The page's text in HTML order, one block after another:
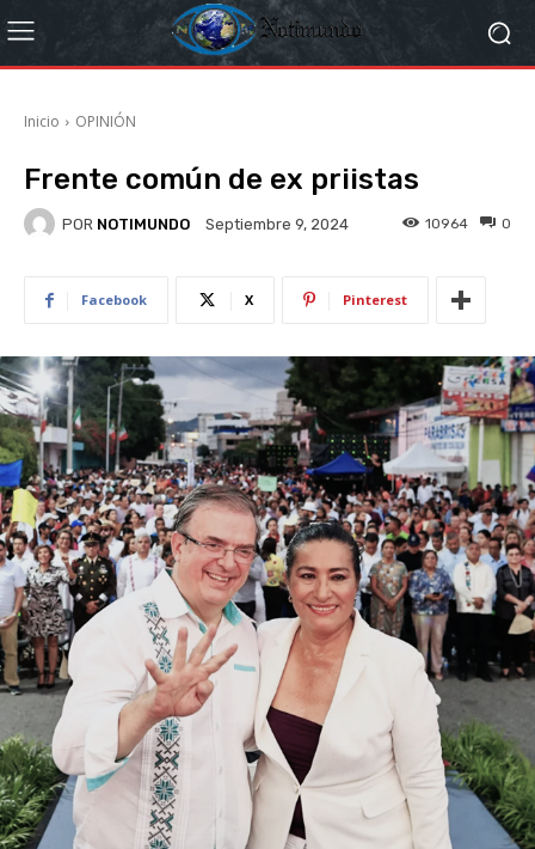
Inicio OPINIÓN
Frente común de ex priistas
POR NOTIMUNDO Septiembre 9, 2024 0
10964
Facebook X Pinterest